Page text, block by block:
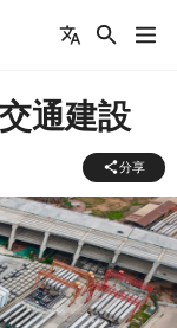
通建設
分享